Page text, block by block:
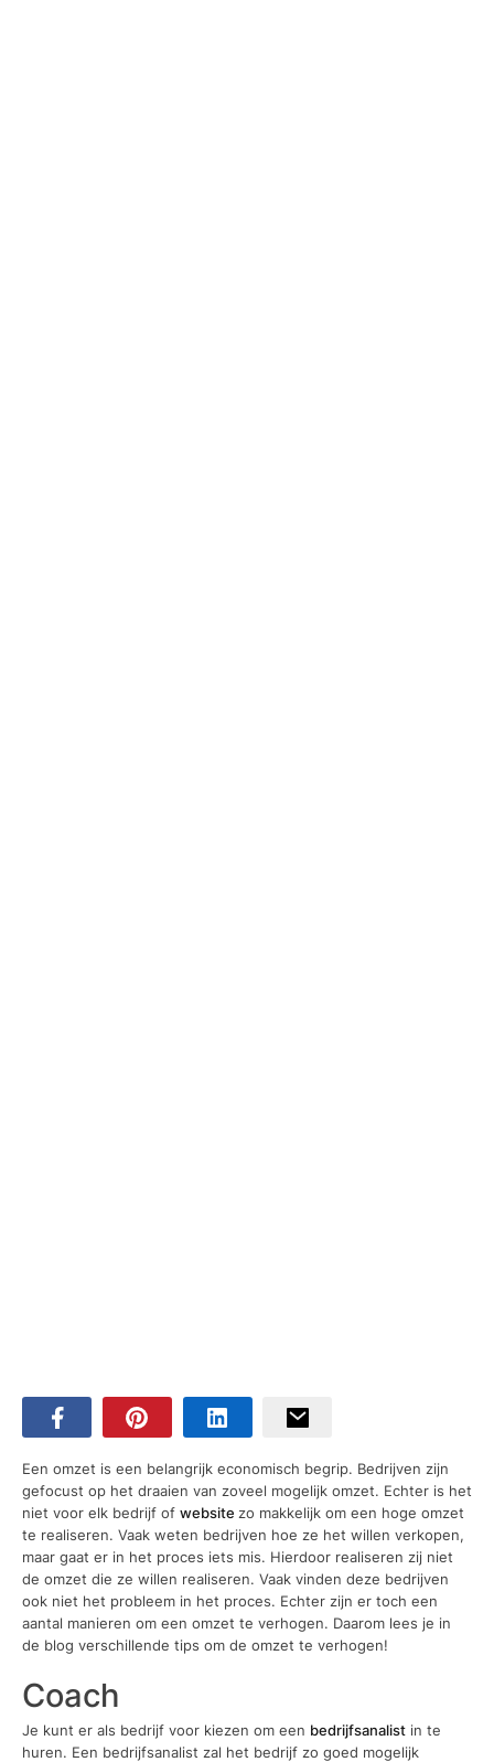
Een omzet is een belangrijk economisch begrip. Bedrijven zijn
gefocust op het draaien van zoveel mogelijk omzet. Echter is het
niet voor elk bedrijf of website zo makkelijk om een hoge omzet
te realiseren. Vaak weten bedrijven hoe ze het willen verkopen,
maar gaat er in het proces iets mis. Hierdoor realiseren zij niet
de omzet die ze willen realiseren. Vaak vinden deze bedrijven
ook niet het probleem in het proces. Echter zijn er toch een
aantal manieren om een omzet te verhogen. Daarom lees je in
de blog verschillende tips om de omzet te verhogen!
Coach
Je kunt er als bedrijf voor kiezen om een bedrijfsanalist in te
huren. Een bedrijfsanalist zal het bedrijf zo goed mogelijk